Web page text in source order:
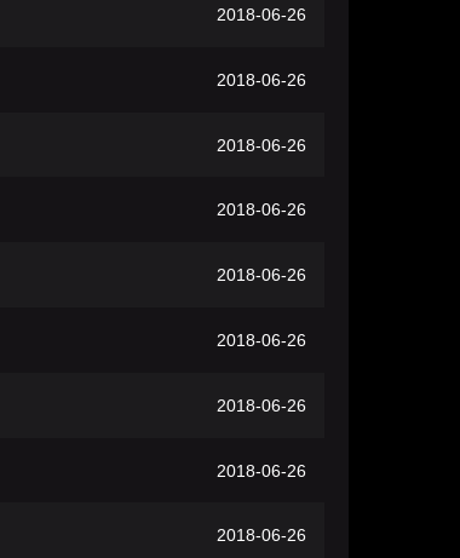
2018-06-26
2018-06-26
2018-06-26
2018-06-26
2018-06-26
2018-06-26
2018-06-26
2018-06-26
2018-06-26